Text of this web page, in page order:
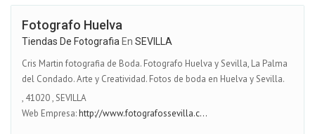
Fotografo Huelva
Tiendas De Fotografia En SEVILLA
Cris Martin fotografia de Boda. Fotografo Huelva y Sevilla, La Palma
del Condado. Arte y Creatividad. Fotos de boda en Huelva y Sevilla.
, 41020,SEVILLA
Web Empresa:http://www.fotografossevilla.c...